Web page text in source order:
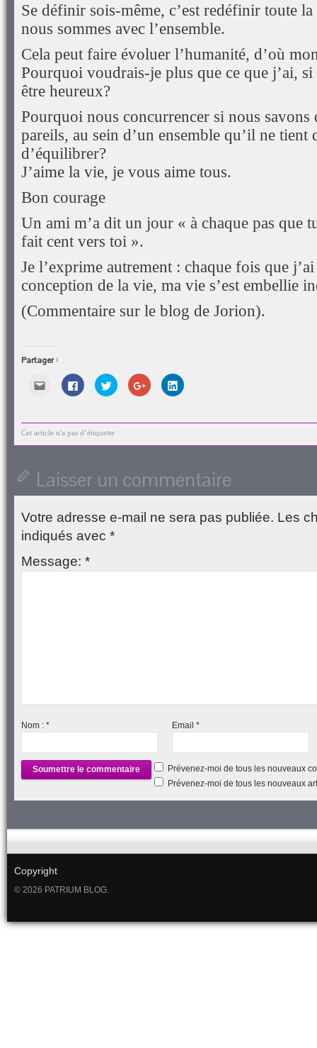
Se définir sois-même, c’est redéfinir toute
nous sommes avec l’ensemble.
Cela peut faire évoluer l’humanité, d’où
Pourquoi voudrais-je plus que ce que j’ai,
être heureux?
Pourquoi nous concurrencer si nous savons
pareils, au sein d’un ensemble qu’il ne tient
d’équilibrer?
J’aime la vie, je vous aime tous.
Bon courage
Un ami m’a dit un jour « à chaque pas que
fait cent vers toi ».
Je l’exprime autrement : chaque fois que
conception de la vie, ma vie s’est embellie
(Commentaire sur le blog de Jorion).
Partager :
Cliquez
pour
envoyer
mail
à
nouvelle
fenêtre)
Cliquez
pour
partager
dans
une
Cliquez
pour
partager
dans
une
Cliquez
pour
partager
(ouvre
Cliquez
pour
dans
Cet article n'a pas d’étiquette
Laisser un commentaire
Votre adresse e-mail ne sera pas publiée. Les
indiqués avec *
Message: *
Nom : * Email*
Prévenez-moi de tous les nouveaux
Prévenez-moi de tous les nouveaux
Copyright
© 2026 PATRIUM BLOG.